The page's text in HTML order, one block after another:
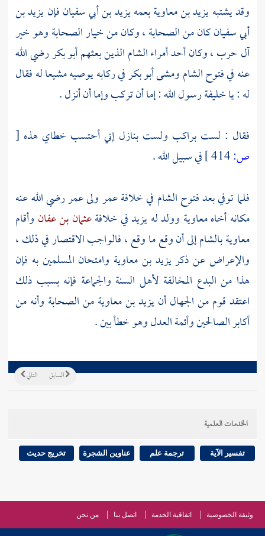
وقد يشتبهيزيد بن معاويةبعمهيزيد بن أبي سفيانفإنيزيد بن
أبي سفيانكان منالصحابة، وكان من خيارالصحابةوهو خير
آل حرب، وكان أحد أمراءالشامالذين بعثهمأبو بكررضي الله
عنه في فتوحالشامومشىأبو بكرفي ركابه يوصيه مشيعا له فقال
له : يا خليفة رسول الله : إما أن تركب وإما أن أنزل .
فقال : لست براكب ولست بنازل إني أحتسب خطاي هذه [
ص:
في سبيل الله .
فلما توفي بعد فتوحالشام في خلافةعمرولىعمررضي الله عنه
مكانه أخاهمعاوية وولد لهيزيدفي خلافةعثمان بن عفان وأقام
معاويةبالشامإلى أن وقع ما وقع ، فالواجب الاقتصار في ذلك ،
والإعراض عن ذكريزيد بن معاوية وامتحان المسلمين به فإن
هذا من البدع المخالفة لأهل السنة والجماعة فإنه بسبب ذلك
اعتقد قوم من الجهال أنيزيد بن معاويةمنالصحابة وأنه من
أكابر الصالحين وأئمة العدل وهو خطأ بين .
التالي السابق
الخدمات العلمية
تفسير الآية ترجمة علم عناوين الشجرة تخريج حديث
وثيقة الخصوصية اتفاقية الخدمة اتصل بنا من نحن